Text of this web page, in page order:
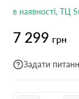
в наявності, ТЦ
7 299 грн
Задати